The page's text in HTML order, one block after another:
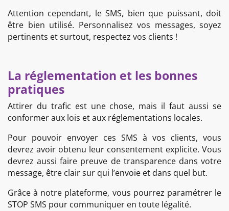
Attention cependant, le SMS, bien que puissant, doit
être bien utilisé. Personnalisez vos messages, soyez
pertinents et surtout, respectez vos clients !
La réglementation et les bonnes
pratiques
Attirer du trafic est une chose, mais il faut aussi se
conformer aux lois et aux réglementations locales.
Pour pouvoir envoyer ces SMS à vos clients, vous
devrez avoir obtenu leur consentement explicite. Vous
devrez aussi faire preuve de transparence dans votre
message, être clair sur qui l’envoie et dans quel but.
Grâce à notre plateforme, vous pourrez paramétrer le
STOP SMS pour communiquer en toute légalité.